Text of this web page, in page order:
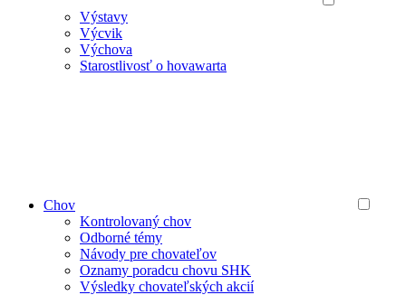
Výstavy
Výcvik
Výchova
Starostlivosť o hovawarta
Chov
Kontrolovaný chov
Odborné témy
Návody pre chovateľov
Oznamy poradcu chovu SHK
Výsledky chovateľských akcií